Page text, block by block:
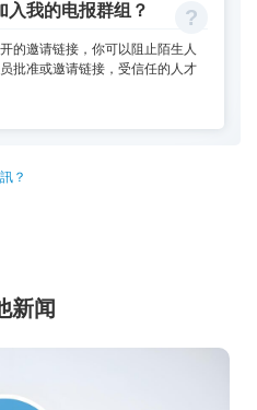
入我的电报群组？
的邀请链接，你可以阻止陌生人
批准或邀请链接，受信任的人才
？
新闻